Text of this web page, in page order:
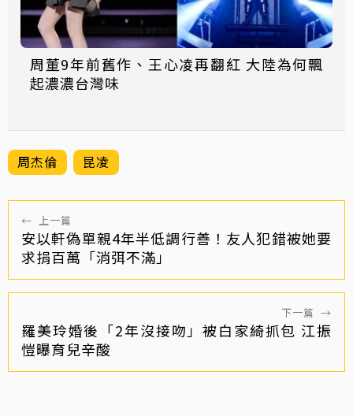
周董9年前舊作、王心凌再翻紅 大陸為何飄
起濃濃台灣味
周杰倫 昆凌
← 上一篇
安以軒偽單親4年半低調行善！友人犯錯被她要
求捐百萬「消弭不滿」
下一篇 →
羅美玲婚後「2年沒接吻」被白家綺抓包 江振
愷曝育兒辛酸